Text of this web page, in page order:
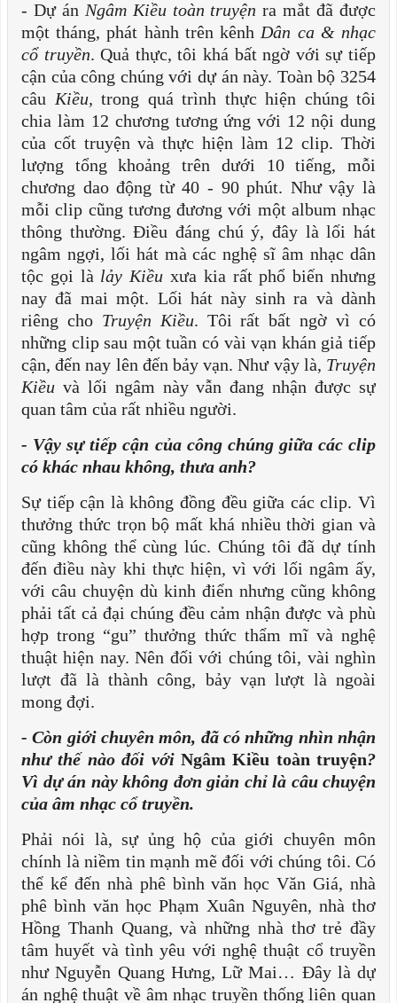
- Dự án Ngâm Kiều toàn truyện ra mắt đã được
một tháng, phát hành trên kênh Dân ca & nhạc
cổ truyền. Quả thực, tôi khá bất ngờ với sự tiếp
cận của công chúng với dự án này. Toàn bộ 3254
câu Kiều, trong quá trình thực hiện chúng tôi
chia làm 12 chương tương ứng với 12 nội dung
của cốt truyện và thực hiện làm 12 clip. Thời
lượng tổng khoảng trên dưới 10 tiếng, mỗi
chương dao động từ 40 - 90 phút. Như vậy là
mỗi clip cũng tương đương với một album nhạc
thông thường. Điều đáng chú ý, đây là lối hát
ngâm ngợi, lối hát mà các nghệ sĩ âm nhạc dân
tộc gọi là lảy Kiều xưa kia rất phổ biến nhưng
nay đã mai một. Lối hát này sinh ra và dành
riêng cho Truyện Kiều. Tôi rất bất ngờ vì có
những clip sau một tuần có vài vạn khán giả tiếp
cận, đến nay lên đến bảy vạn. Như vậy là, Truyện
Kiều và lối ngâm này vẫn đang nhận được sự
quan tâm của rất nhiều người.
- Vậy sự tiếp cận của công chúng giữa các clip
có khác nhau không, thưa anh?
Sự tiếp cận là không đồng đều giữa các clip. Vì
thưởng thức trọn bộ mất khá nhiều thời gian và
cũng không thể cùng lúc. Chúng tôi đã dự tính
đến điều này khi thực hiện, vì với lối ngâm ấy,
với câu chuyện dù kinh điển nhưng cũng không
phải tất cả đại chúng đều cảm nhận được và phù
hợp trong “gu” thưởng thức thẩm mĩ và nghệ
thuật hiện nay. Nên đối với chúng tôi, vài nghìn
lượt đã là thành công, bảy vạn lượt là ngoài
mong đợi.
- Còn giới chuyên môn, đã có những nhìn nhận
như thế nào đối với Ngâm Kiều toàn truyện?
Vì dự án này không đơn giản chỉ là câu chuyện
của âm nhạc cổ truyền.
Phải nói là, sự ủng hộ của giới chuyên môn
chính là niềm tin mạnh mẽ đối với chúng tôi. Có
thể kể đến nhà phê bình văn học Văn Giá, nhà
phê bình văn học Phạm Xuân Nguyên, nhà thơ
Hồng Thanh Quang, và những nhà thơ trẻ đầy
tâm huyết và tình yêu với nghệ thuật cổ truyền
như Nguyễn Quang Hưng, Lữ Mai… Đây là dự
án nghệ thuật về âm nhạc truyền thống liên quan